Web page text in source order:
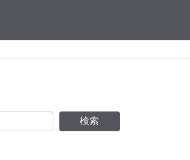
検索